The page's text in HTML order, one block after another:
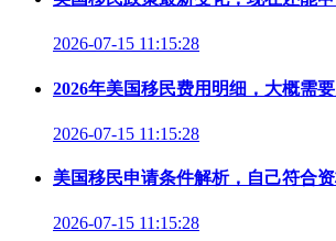
2026-07-15 11:15:28
2026年美国移民费用明细，大概需
2026-07-15 11:15:28
美国移民申请条件解析，自己符合
2026-07-15 11:15:28